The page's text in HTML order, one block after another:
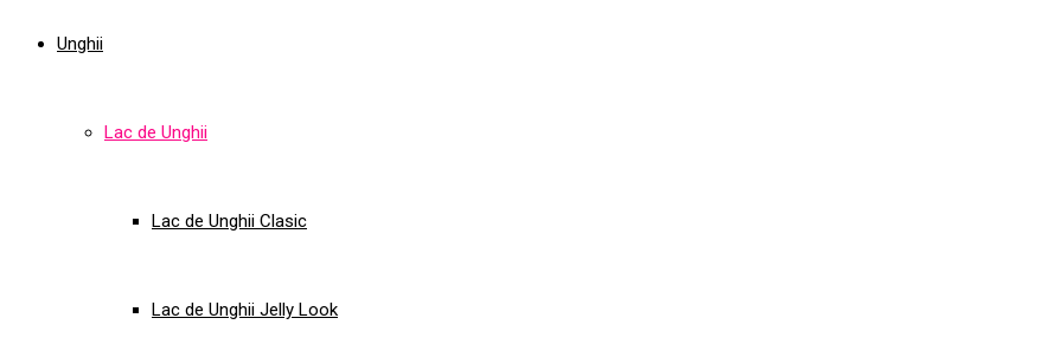
Unghii
Lac de Unghii
Lac de Unghii Clasic
Lac de Unghii Jelly Look